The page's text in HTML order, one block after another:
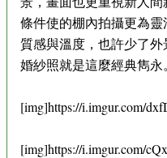
條件使的棚內拍攝更為
質感與溫度，也許少了
婚紗照就是這麼經典雋永。
[img]https://i.imgur.com/
[img]https://i.imgur.com/